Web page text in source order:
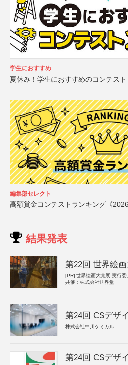
学生におすすめ
夏休み！学生におすすめのコンテスト
編集部セレクト
高額賞金コンテストランキング《2026
結果発表
第22回 世界絵
[PR] 世界絵画大賞展 実行委
共催：株式会社世界堂
第24回 CSデザ
株式会社中川ケミカル
第24回 CSデザ